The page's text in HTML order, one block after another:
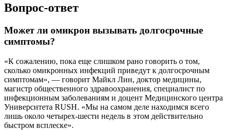
Вопрос-ответ
Может ли омикрон вызывать долгосрочные
симптомы?
«К сожалению, пока еще слишком рано говорить о том,
сколько омикронных инфекций приведут к долгосрочным
симптомам», — говорит Майкл Лин, доктор медицины,
магистр общественного здравоохранения, специалист по
инфекционным заболеваниям и доцент Медицинского центра
Университета RUSH. «Мы на самом деле находимся всего
лишь около четырех-шести недель в этом действительно
быстром всплеске».